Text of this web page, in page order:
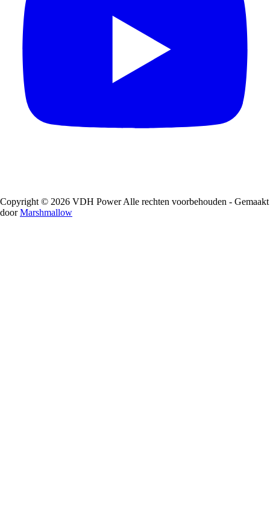
Copyright © 2026 VDH Power Alle rechten voorbehouden - Gemaakt
doorMarshmallow